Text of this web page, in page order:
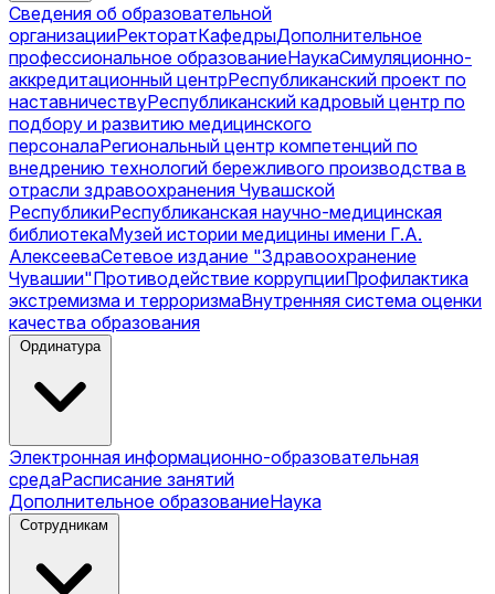
Сведения об образовательной
организацииРекторатКафедрыДополнительное
профессиональное образованиеНаукаСимуляционно-
аккредитационный центрРеспубликанский проект по
наставничествуРеспубликанский кадровый центр по
подбору и развитию медицинского
персоналаРегиональный центр компетенций по
внедрению технологий бережливого производства в
отрасли здравоохранения Чувашской
РеспубликиРеспубликанская научно-медицинская
библиотекаМузей истории медицины имени Г.А.
АлексееваСетевое издание "Здравоохранение
Чувашии"Противодействие коррупцииПрофилактика
экстремизма и терроризмаВнутренняя система оценки
качества образования
Ординатура
Электронная информационно-образовательная
средаРасписание занятий
Дополнительное образованиеНаука
Сотрудникам